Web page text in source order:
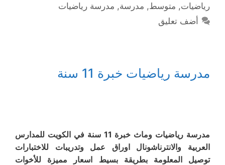
رياضيات, متوسط, مدرسة, مدرسة رياضيات
أضف تعليق
مدرسة رياضيات خبرة 11 سنة
مدرسة رياضيات وماث خبرة 11 سنة في الكويت للمدارس
العربية والانترناشونال اوراق عمل وتدريبات للاختبارات
توصيل المعلومة بطريقة بسيط اسعار مميزة للأخوات